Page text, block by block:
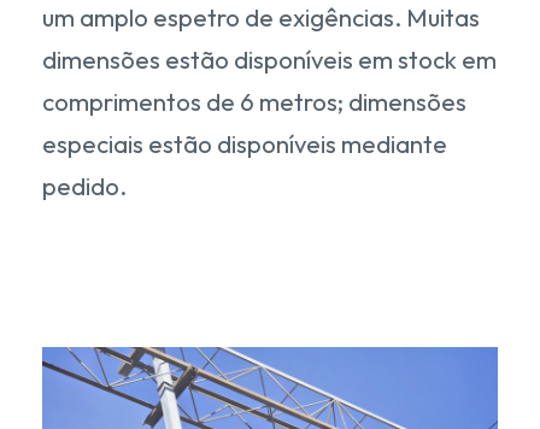
um amplo espetro de exigências. Muitas
dimensões estão disponíveis em stock em
comprimentos de 6 metros; dimensões
especiais estão disponíveis mediante
pedido.